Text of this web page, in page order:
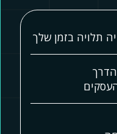
תלויה בזמן שלך